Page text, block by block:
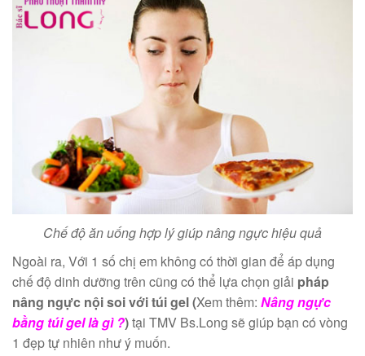
Chế độ ăn uống hợp lý giúp nâng ngực hiệu quả
Ngoài ra, Với 1 số chị em không có thời gian để áp dụng
chế độ dinh dưỡng trên cũng có thể lựa chọn giải pháp
nâng ngực nội soivới túi gel (Xem thêm: Nâng ngực
bằng túi gel là gì ?)tại TMV Bs.Long sẽ giúp bạn có vòng
1 đẹp tự nhiên như ý muốn.